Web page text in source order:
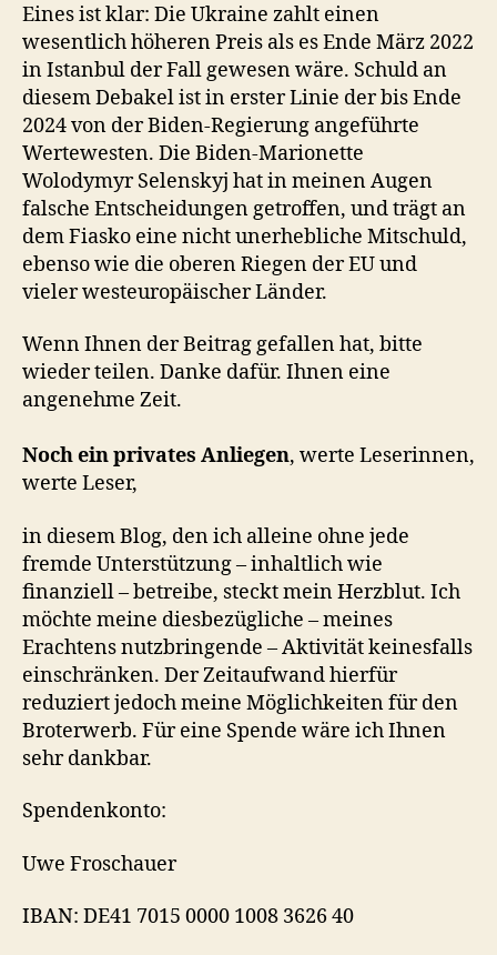
Eines ist klar: Die Ukraine zahlt einen
wesentlich höheren Preis als es Ende März 2022
in Istanbul der Fall gewesen wäre. Schuld an
diesem Debakel ist in erster Linie der bis Ende
2024 von der Biden-Regierung angeführte
Wertewesten. Die Biden-Marionette
Wolodymyr Selenskyj hat in meinen Augen
falsche Entscheidungen getroffen, und trägt an
dem Fiasko eine nicht unerhebliche Mitschuld,
ebenso wie die oberen Riegen der EU und
vieler westeuropäischer Länder.
Wenn Ihnen der Beitrag gefallen hat, bitte
wieder teilen. Danke dafür. Ihnen eine
angenehme Zeit.
Noch ein privates Anliegen, werte Leserinnen,
werte Leser,
in diesem Blog, den ich alleine ohne jede
fremde Unterstützung – inhaltlich wie
finanziell – betreibe, steckt mein Herzblut. Ich
möchte meine diesbezügliche – meines
Erachtens nutzbringende – Aktivität keinesfalls
einschränken. Der Zeitaufwand hierfür
reduziert jedoch meine Möglichkeiten für den
Broterwerb. Für eine Spende wäre ich Ihnen
sehr dankbar.
Spendenkonto:
Uwe Froschauer
IBAN: DE41 7015 0000 1008 3626 40